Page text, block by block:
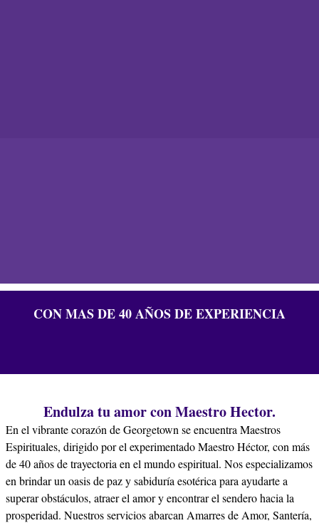
CON MAS DE 40 AÑOS DE EXPERIENCIA
Endulza tu amor con Maestro Hector.
En el vibrante corazón de Georgetown se encuentra Maestros
Espirituales, dirigido por el experimentado Maestro Héctor, con más
de 40 años de trayectoria en el mundo espiritual. Nos especializamos
en brindar un oasis de paz y sabiduría esotérica para ayudarte a
superar obstáculos, atraer el amor y encontrar el sendero hacia la
prosperidad. Nuestros servicios abarcan Amarres de Amor, Santería,